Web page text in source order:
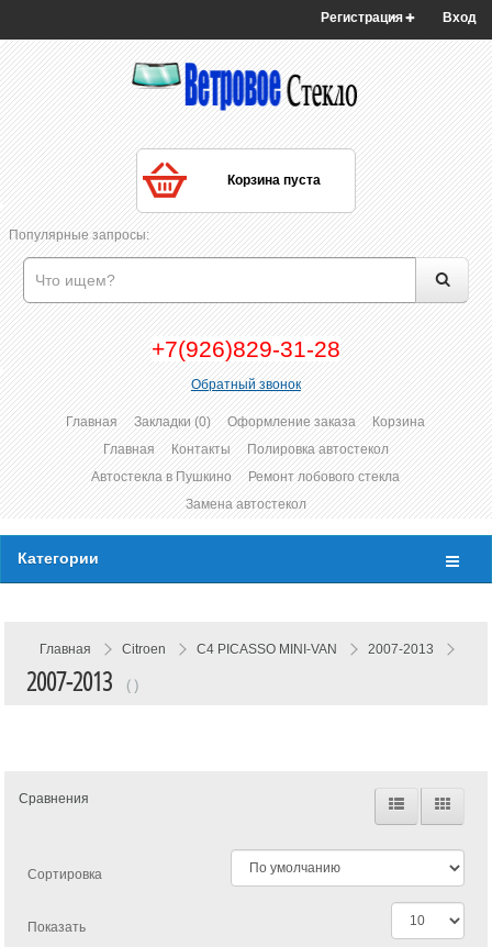
Вход
Регистрация
Корзина пуста
Популярные запросы:
+7(926)829-31-28
Обратный звонок
Главная Закладки (0) Оформление заказа
Корзина
Главная
Контакты
Полировка автостекол
Автостекла в Пушкино
Ремонт лобового стекла
Замена автостекол
Категории
Главная Citroen C4 PICASSO MINI-VAN 2007-2013
2007-2013 ( )
Сравнения
Сортировка
Показать